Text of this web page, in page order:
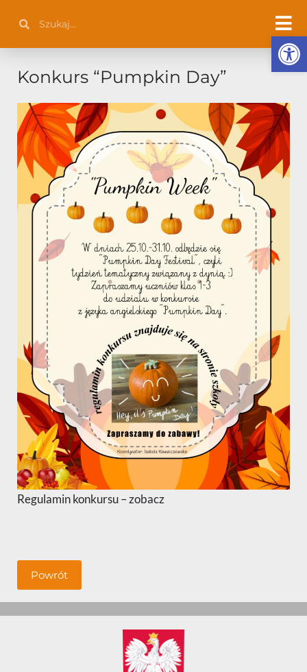
treści
Konkurs “Pumpkin Day”
Regulamin konkursu –zobacz
Powrót